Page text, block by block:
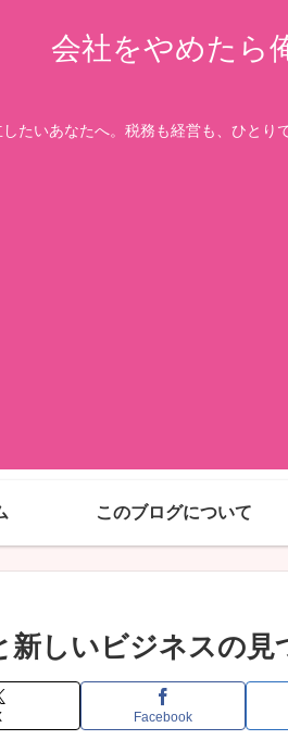
会社をやめたら
たいあなたへ。税務も経営も、ひとり
このブログについて
新しいビジネスの見
Facebook